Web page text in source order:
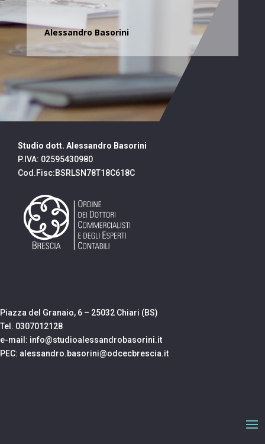
Alessandro Basorini
Studio dott. Alessandro Basorini
P.IVA: 02595430980
Cod.Fisc:BSRLSN78T18C618C
Piazza del Granaio, 6 – 25032 Chiari (BS)
Tel. 0307012128
e-mail: info@studioalessandrobasorini.it
PEC: alessandro.basorini@odcecbrescia.it